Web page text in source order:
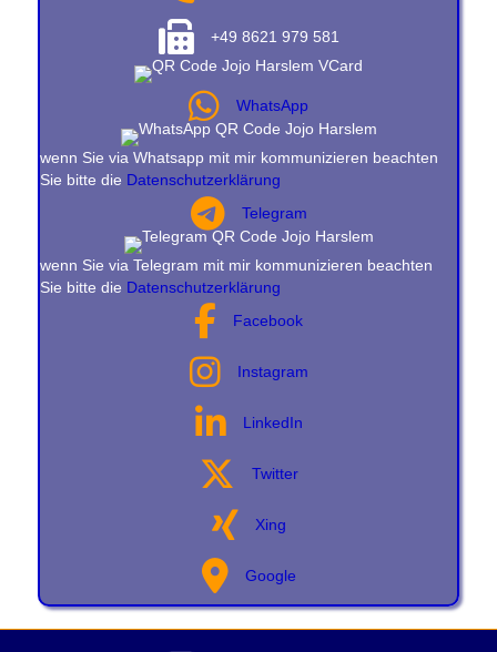
+49 8621 979 581
WhatsApp
wenn Sie via Whatsapp mit mir kommunizieren beachten
Sie bitte die Datenschutzerklärung
Telegram
wenn Sie via Telegram mit mir kommunizieren beachten
Sie bitte die Datenschutzerklärung
Facebook
Instagram
LinkedIn
Twitter
Xing
Google